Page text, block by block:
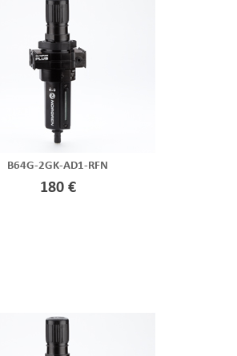
B64G-2GK-AD1-RFN
180 €